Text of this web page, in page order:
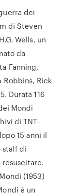
dei
di Steven
Wells, un
da
Fanning,
Robbins, Rick
Durata 116
Mondi
di TNT-
15 anni il
staff di
(1953)
è un